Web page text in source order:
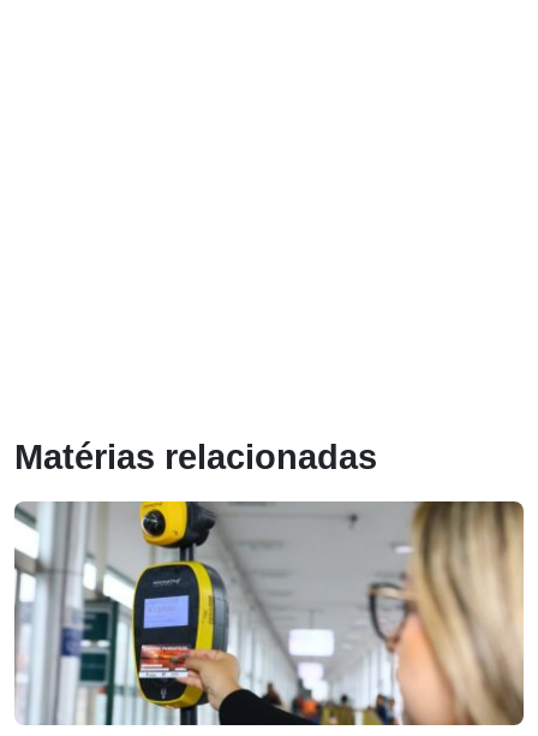
Matérias relacionadas